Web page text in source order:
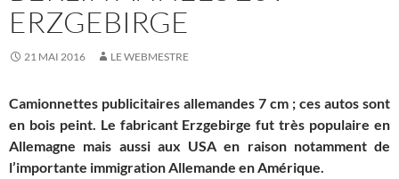
ERZGEBIRGE
21 MAI 2016 LE WEBMESTRE
Camionnettes publicitaires allemandes 7 cm ; ces autos sont
en bois peint. Le fabricant Erzgebirge fut très populaire en
Allemagne mais aussi aux USA en raison notamment de
l’importante immigration Allemande en Amérique.